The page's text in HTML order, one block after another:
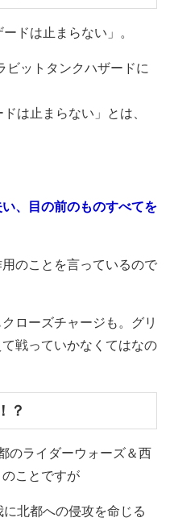
ドは止まらない」。
ビットタンクハザードに
は止まらない」とは、
、目の前のものすべてを
のことを言っているので
ローズチャージも。グリ
戦っていかなくてはなの
？
のライダーウォーズ＆西
ことですが
北都への侵攻を命じる